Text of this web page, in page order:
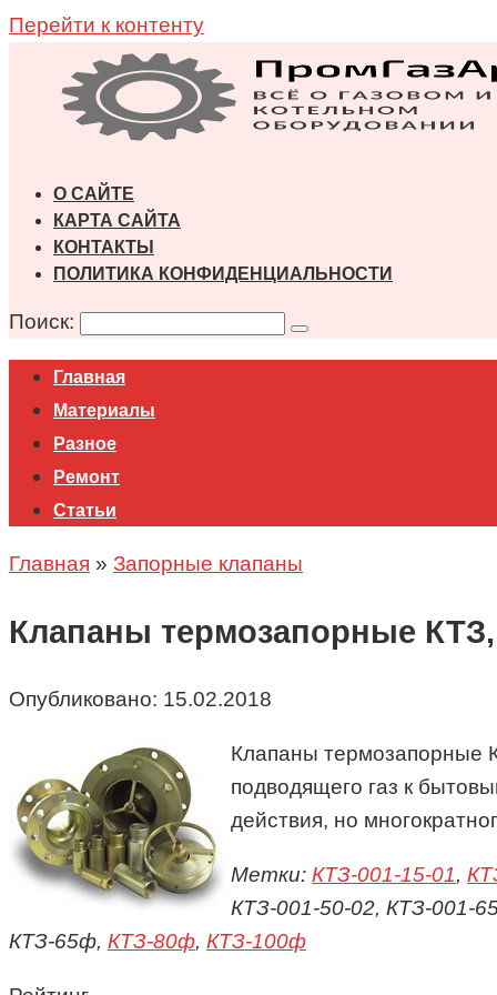
Перейти к контенту
О САЙТЕ
КАРТА САЙТА
КОНТАКТЫ
ПОЛИТИКА КОНФИДЕНЦИАЛЬНОСТИ
Поиск:
Главная
Материалы
Разное
Ремонт
Статьи
Главная » Запорные клапаны
Клапаны термозапорные
Опубликовано: 15.02.2018
Клапаны термозапорные
подводящего газ к
действия, но
Метки: КТЗ-001-15-01,
КТЗ-001-50-02, КТЗ-001-
КТЗ-65ф, КТЗ-80ф, КТЗ-100ф